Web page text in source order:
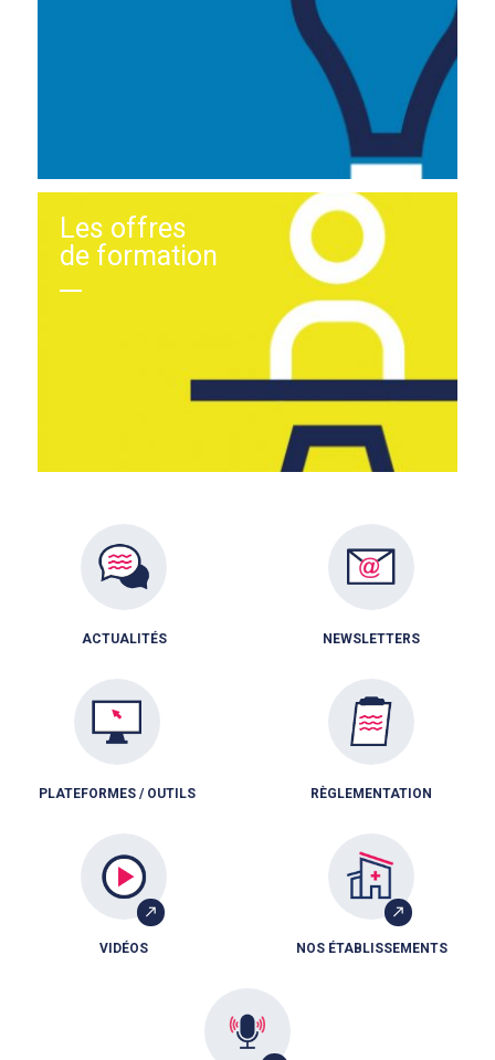
Les offres
de formation
ACTUALITÉS NEWSLETTERS
PLATEFORMES / OUTILS RÈGLEMENTATION
VIDÉOS NOS ÉTABLISSEMENTS